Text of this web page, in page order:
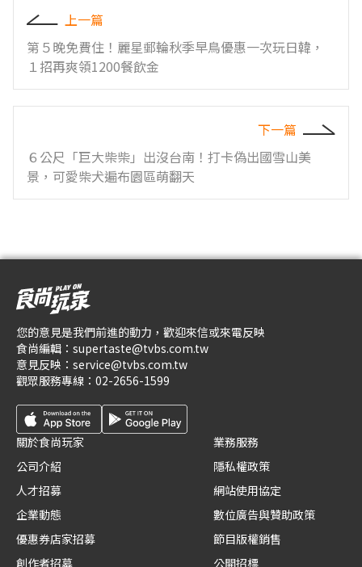
上一篇
第５晚免費住！麗星郵輪秋季早鳥優惠一次玩日韓，
１招再爽領1200餐飲金
下一篇
６公尺「巨大柴柴」出沒台南！打卡偽出國雪山美
景，可愛柴犬遍布園區萌翻天
您的意見是我們前進的動力，歡迎來信或來電反映
食尚編輯： supertaste@tvbs.com.tw
意見反映： service@tvbs.com.tw
觀眾服務專線： 02-2656-1599
關於食尚玩家
公司介紹
人才招募
企業動態
優惠券店家招募
創作者招募
業務服務
隱私權政策
網站使用協定
數位廣告與贊助政策
節目版權銷售
公開招標